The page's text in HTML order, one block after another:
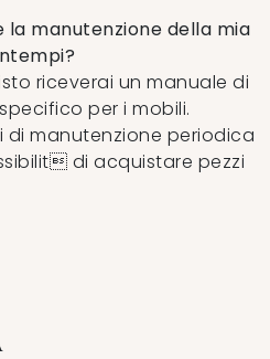
manutenzione della mia
riceverai un manuale di
per i mobili.
di manutenzione periodica
di acquistare pezzi